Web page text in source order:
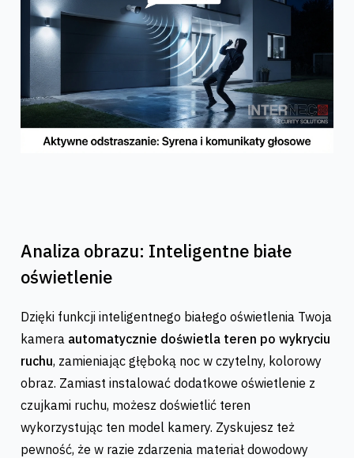
Analiza obrazu: Inteligentne białe
oświetlenie
Dzięki funkcji inteligentnego białego oświetlenia Twoja
kamera automatycznie doświetla teren po wykryciu
ruchu, zamieniając głęboką noc w czytelny, kolorowy
obraz. Zamiast instalować dodatkowe oświetlenie z
czujkami ruchu, możesz doświetlić teren
wykorzystując ten model kamery. Zyskujesz też
pewność, że w razie zdarzenia materiał dowodowy